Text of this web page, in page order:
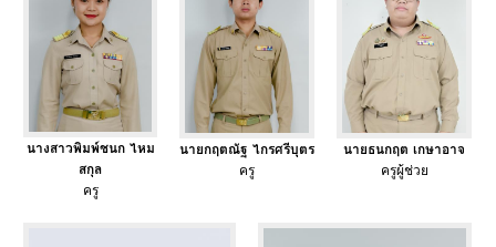
นางสาวพิมพ์ชนก ไหม
สกุล
ครู
นายกฤตณัฐ ไกรศรีบุตร
ครู
นายธนกฤต เกษาอาจ
ครูผู้ช่วย